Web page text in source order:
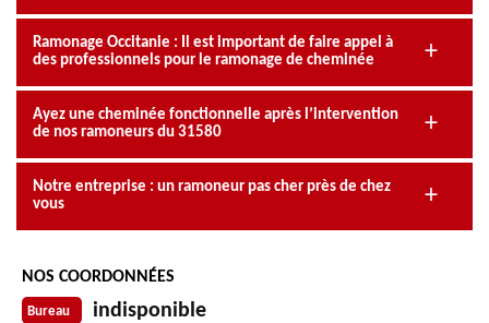
Ramonage Occitanie : Il est important de faire appel à
des professionnels pour le ramonage de cheminée
Ayez une cheminée fonctionnelle après l’intervention
de nos ramoneurs du 31580
Notre entreprise : un ramoneur pas cher près de chez
vous
NOS COORDONNÉES
Bureau indisponible